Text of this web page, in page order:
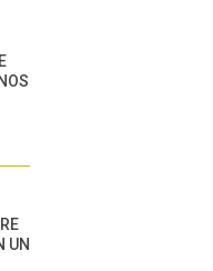
UN